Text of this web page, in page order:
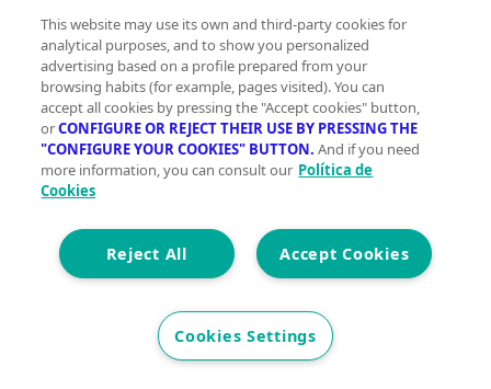
This website may use its own and third-party cookies for
analytical purposes, and to show you personalized
advertising based on a profile prepared from your
browsing habits (for example, pages visited). You can
accept all cookies by pressing the "Accept cookies" button,
orCONFIGURE OR REJECT THEIR USE BY PRESSING THE
"CONFIGURE YOUR COOKIES" BUTTON. And if you need
more information, you can consult our Política de
Cookies
Accept Cookies
Reject All
Cookies Settings